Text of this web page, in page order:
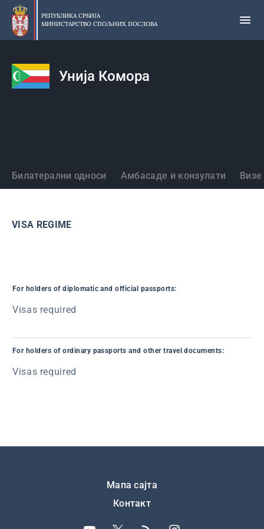
Прескочи
главни
део
РЕПУБЛИКА СРБИЈА
МИНИСТАРСТВО СПОЉНИХ ПОСЛОВА
Унија Комора
Државе
Билатерални односи Амбасаде и конзулати
VISA REGIME
For holders of diplomatic and official passports:
Visas required
For holders of ordinary passports and other travel documents:
Visas required
Мапа сајта
Контакт